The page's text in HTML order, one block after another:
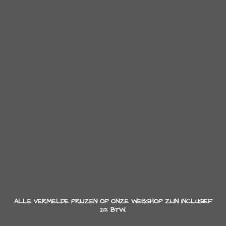
ALLE VERMELDE PRIJZEN OP ONZE WEBSHOP ZIJN INCLUSIEF
21% BTW.